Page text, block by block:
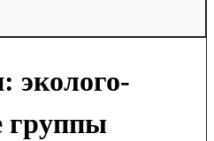
эколого-
группы